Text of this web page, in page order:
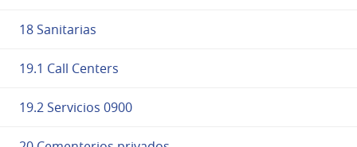
18 Sanitarias
19.1 Call Centers
19.2 Servicios 0900